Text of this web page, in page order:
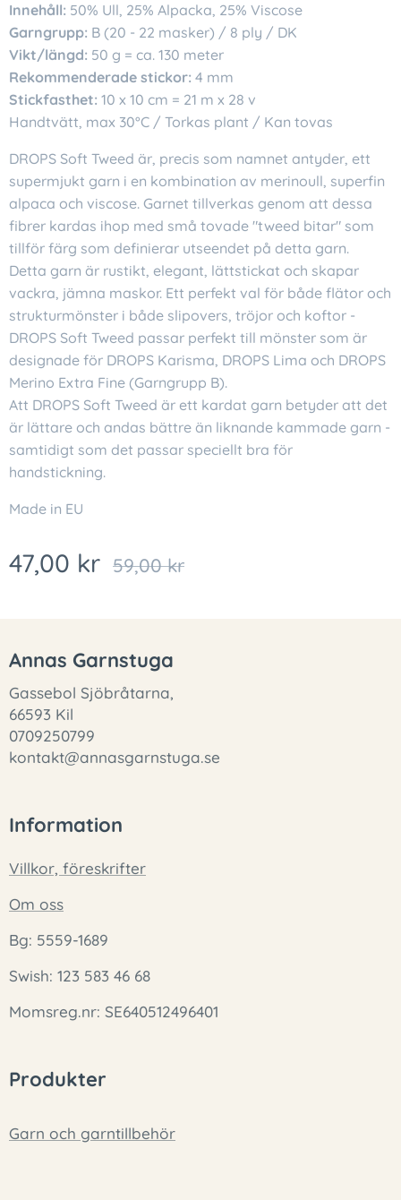
Innehåll: 50% Ull, 25% Alpacka, 25% Viscose
Garngrupp: B (20 - 22 masker) / 8 ply / DK
Vikt/längd: 50 g = ca. 130 meter
Rekommenderade stickor: 4 mm
Stickfasthet: 10 x 10 cm = 21 m x 28 v
Handtvätt, max 30°C / Torkas plant / Kan tovas
DROPS Soft Tweed är, precis som namnet antyder, ett
supermjukt garn i en kombination av merinoull, superfin
alpaca och viscose. Garnet tillverkas genom att dessa
fibrer kardas ihop med små tovade "tweed bitar" som
tillför färg som definierar utseendet på detta garn.
Detta garn är rustikt, elegant, lättstickat och skapar
vackra, jämna maskor. Ett perfekt val för både flätor och
strukturmönster i både slipovers, tröjor och koftor -
DROPS Soft Tweed passar perfekt till mönster som är
designade för DROPS Karisma, DROPS Lima och DROPS
Merino Extra Fine (Garngrupp B).
Att DROPS Soft Tweed är ett kardat garn betyder att det
är lättare och andas bättre än liknande kammade garn -
samtidigt som det passar speciellt bra för
handstickning.
Made in EU
47,00 kr 59,00kr
Annas Garnstuga
Gassebol Sjöbråtarna,
66593 Kil
0709250799
kontakt@annasgarnstuga.se
Information
Villkor, föreskrifter
Om oss
Bg: 5559-1689
Swish: 123 583 46 68
Momsreg.nr: SE640512496401
Produkter
Garn och garntillbehör